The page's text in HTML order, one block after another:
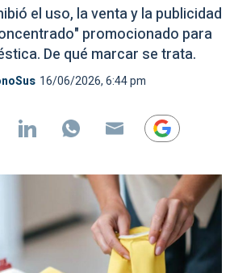
el uso, la venta y la publicidad
promocionado para
De qué marcar se trata.
16/06/2026, 6:44 pm